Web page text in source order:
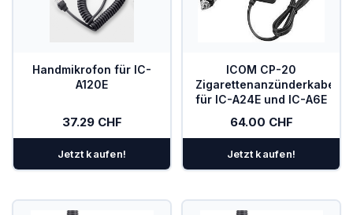
Headsets
IPhone/IPad
Kollisionswarnung /
PowerFLARM
Handmikrofon für IC-
A120E
37.29 CHF
Jetzt kaufen!
ICOM CP-20
Zigarettenanzünderkabel
für IC-A24E und IC-A6E
64.00 CHF
Jetzt kaufen!